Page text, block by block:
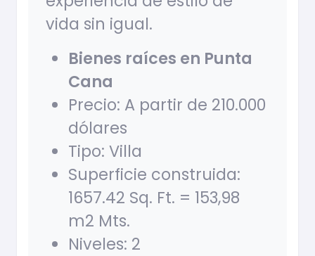
vida sin igual.
Bienes raíces en Punta
Cana
Precio: A partir de 210.000
dólares
Tipo: Villa
Superficie construida:
1657.42 Sq. Ft. = 153,98
m2 Mts.
Niveles: 2